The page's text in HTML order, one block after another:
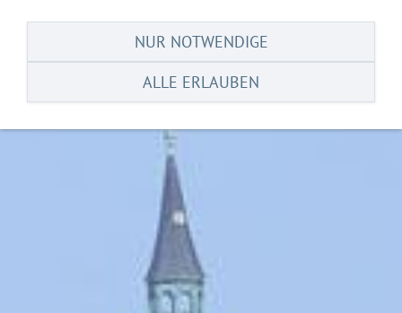
NUR NOTWENDIGE
ALLE ERLAUBEN